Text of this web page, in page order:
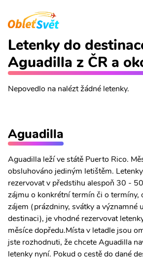
Letenky do
Aguadilla z ČR a
Nepovedlo na nalézt žádné letenky.
Aguadilla
Aguadilla leží ve státě Puerto Rico.
obsluhováno jediným letištěm.
rezervovat v předstihu alespoň 30 -
zájmu o konkrétní termín či o termíny,
zájem (prázdniny, svátky a významné
destinaci), je vhodné rezervovat
měsíce dopředu.Místa v letadle jsou
jste rozhodnuti, že chcete Aguadilla
letenky nyní. Pokud o cestě do dané